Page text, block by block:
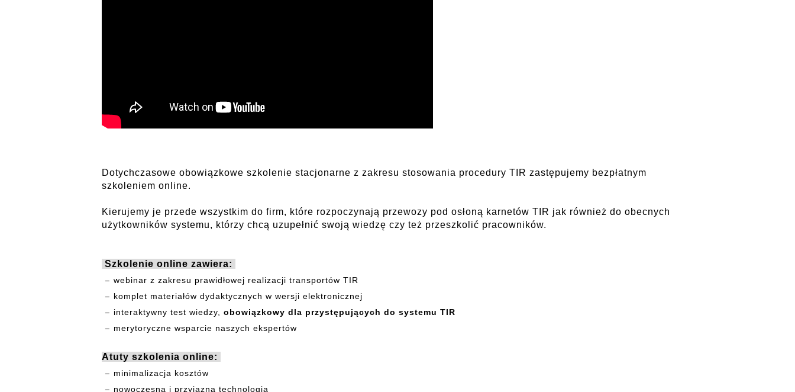
Dotychczasowe obowiązkowe szkolenie stacjonarne z zakresu stosowania procedury TIR zastępujemy bezpłatnym
szkoleniem online.
Kierujemy je przede wszystkim do firm, które rozpoczynają przewozy pod osłoną karnetów TIR jak również do obecnych
użytkowników systemu, którzy chcą uzupełnić swoją wiedzę czy też przeszkolić pracowników.
Szkolenie online zawiera:
webinar z zakresu prawidłowej realizacji transportów TIR
komplet materiałów dydaktycznych w wersji elektronicznej
interaktywny test wiedzy, obowiązkowy dla przystępujących do systemu TIR
merytoryczne wsparcie naszych ekspertów
Atuty szkolenia online:
minimalizacja kosztów
nowoczesna i przyjazna technologia